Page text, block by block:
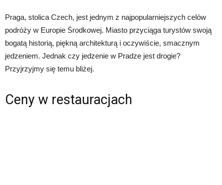
Praga, stolica Czech, jest jednym z najpopularniejszych celów
podróży w Europie Środkowej. Miasto przyciąga turystów swoją
bogatą historią, piękną architekturą i oczywiście, smacznym
jedzeniem. Jednak czy jedzenie w Pradze jest drogie?
Przyjrzyjmy się temu bliżej.
Ceny w restauracjach